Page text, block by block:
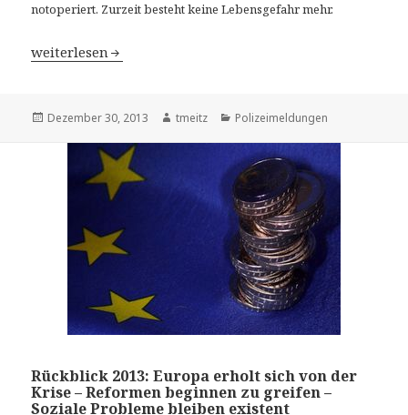
notoperiert. Zurzeit besteht keine Lebensgefahr mehr.
HL-St. Lorenz-Stahlhofweg / Versuchtes Tötungsdelikt
weiterlesen
Veröffentlicht
Dezember 30, 2013 Autor
tmeitz Kategorien
Polizeimeldungen
Rückblick 2013: Europa erholt sich von der
Krise – Reformen beginnen zu greifen –
Soziale Probleme bleiben existent